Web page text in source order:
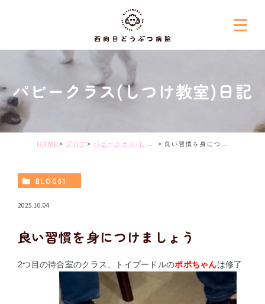
パピークラス(しつけ教室)日記
HOME ブログ パピークラス(しつけ教室)日記 良い習慣を身につけましょう
BLOG01
2025.10.04
良い習慣を身につけましょう
2つ目の待合室のクラス、トイプードルのポポちゃんは修了